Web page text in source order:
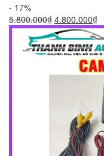
- 17%
5.800.000₫ Giá
gốc
là:
5.800.000₫.
4.800.000₫Giá